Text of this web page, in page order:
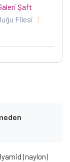
Şaft
Filesi
|
(naylon)